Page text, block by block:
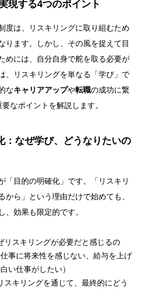
現する4つのポイント
度は、リスキリングに取り組むため
ります。しかし、その風を捉えて目
めには、自分自身で舵を取る必要が
、リスキリングを単なる「学び」で
なキャリアアップや転職の成功に繋
なポイントを解説します。
：なぜ学び、どうなりたいの
「目的の明確化」です。「リスキリ
から」という理由だけで始めても、
、効果も限定的です。
リスキリングが必要だと感じるの
事に将来性を感じない、給与を上げ
い仕事がしたい）
スキリングを通じて、最終的にどう